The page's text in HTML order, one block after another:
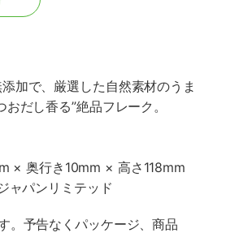
加で、厳選した自然素材のうま
だし香る”絶品フレーク。
× 奥行き10mm × 高さ118mm
ャパンリミテッド
。予告なくパッケージ、商品